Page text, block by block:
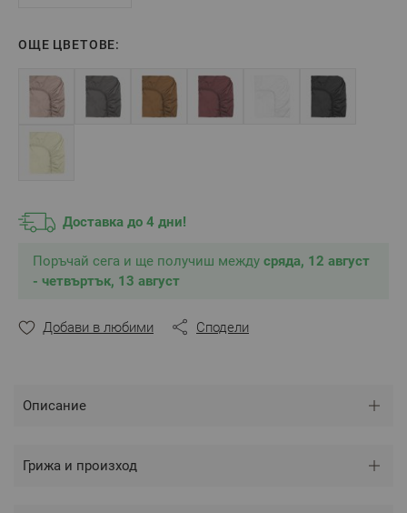
Tози размер е подходящ за матрак 200/200/25 см,
Състав: 100% памучен сатен
** Снимката е илюстративна и е възможно разминаване
ОЩЕ ЦВЕТОВЕ:
Доставка до 4 дни!
Поръчай сега и ще получиш между сряда, 12 август
- четвъртък, 13 август
Добави в любими Сподели
Описание
Грижа и произход